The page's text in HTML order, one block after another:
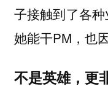
子接触到了各
她能干PM，也
不是英雄，更